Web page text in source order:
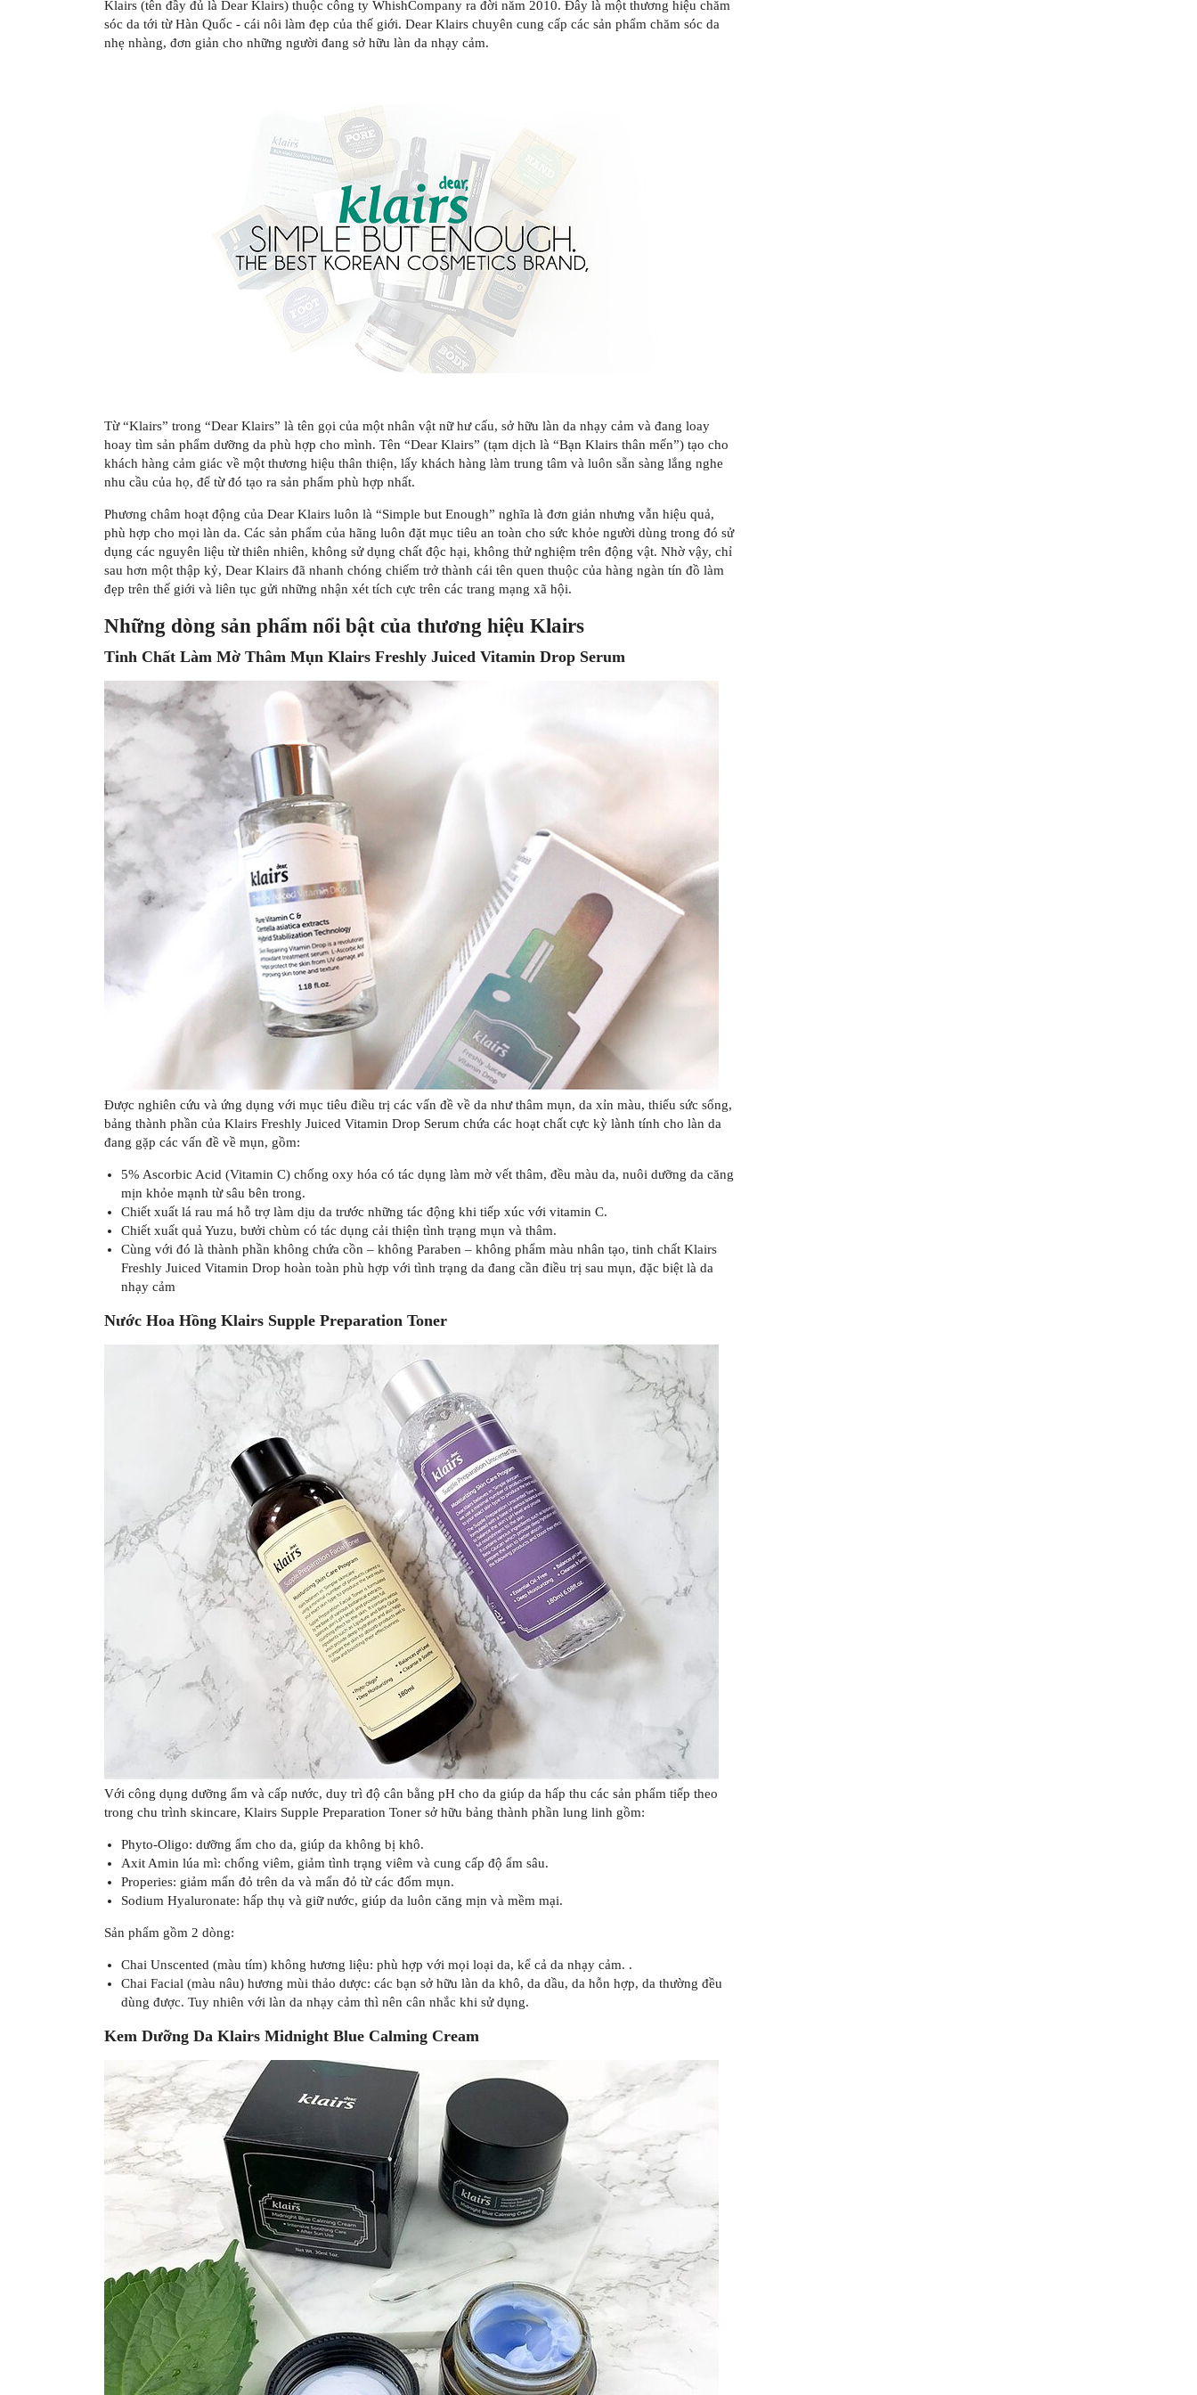
Klairs (tên đầy đủ là Dear Klairs) thuộc công ty WhishCompany ra đời năm 2010. Đây là một thương hiệu chăm
sóc da tới từ Hàn Quốc - cái nôi làm đẹp của thế giới. Dear Klairs chuyên cung cấp các sản phẩm chăm sóc da
nhẹ nhàng, đơn giản cho những người đang sở hữu làn da nhạy cảm.
Từ “Klairs” trong “Dear Klairs” là tên gọi của một nhân vật nữ hư cấu, sở hữu làn da nhạy cảm và đang loay
hoay tìm sản phẩm dưỡng da phù hợp cho mình. Tên “Dear Klairs” (tạm dịch là “Bạn Klairs thân mến”) tạo cho
khách hàng cảm giác về một thương hiệu thân thiện, lấy khách hàng làm trung tâm và luôn sẵn sàng lắng nghe
nhu cầu của họ, để từ đó tạo ra sản phẩm phù hợp nhất.
Phương châm hoạt động của Dear Klairs luôn là “Simple but Enough” nghĩa là đơn giản nhưng vẫn hiệu quả,
phù hợp cho mọi làn da. Các sản phẩm của hãng luôn đặt mục tiêu an toàn cho sức khỏe người dùng trong đó sử
dụng các nguyên liệu từ thiên nhiên, không sử dụng chất độc hại, không thử nghiệm trên động vật. Nhờ vậy, chỉ
sau hơn một thập kỷ, Dear Klairs đã nhanh chóng chiếm trở thành cái tên quen thuộc của hàng ngàn tín đồ làm
đẹp trên thế giới và liên tục gửi những nhận xét tích cực trên các trang mạng xã hội.
Những dòng sản phẩm nổi bật của thương hiệu Klairs
Tinh Chất Làm Mờ Thâm Mụn Klairs Freshly Juiced Vitamin Drop Serum
Được nghiên cứu và ứng dụng với mục tiêu điều trị các vấn đề về da như thâm mụn, da xỉn màu, thiếu sức sống,
bảng thành phần của Klairs Freshly Juiced Vitamin Drop Serum chứa các hoạt chất cực kỳ lành tính cho làn da
đang gặp các vấn đề về mụn, gồm:
5% Ascorbic Acid (Vitamin C) chống oxy hóa có tác dụng làm mờ vết thâm, đều màu da, nuôi dưỡng da căng
mịn khỏe mạnh từ sâu bên trong.
Chiết xuất lá rau má hỗ trợ làm dịu da trước những tác động khi tiếp xúc với vitamin C.
Chiết xuất quả Yuzu, bưởi chùm có tác dụng cải thiện tình trạng mụn và thâm.
Cùng với đó là thành phần không chứa cồn – không Paraben – không phẩm màu nhân tạo, tinh chất Klairs
Freshly Juiced Vitamin Drop hoàn toàn phù hợp với tình trạng da đang cần điều trị sau mụn, đặc biệt là da
nhạy cảm
Nước Hoa Hồng Klairs Supple Preparation Toner
Với công dụng dưỡng ẩm và cấp nước, duy trì độ cân bằng pH cho da giúp da hấp thu các sản phẩm tiếp theo
trong chu trình skincare, Klairs Supple Preparation Toner sở hữu bảng thành phần lung linh gồm:
Phyto-Oligo: dưỡng ẩm cho da, giúp da không bị khô.
Axit Amin lúa mì: chống viêm, giảm tình trạng viêm và cung cấp độ ẩm sâu.
Properies: giảm mẩn đỏ trên da và mẩn đỏ từ các đốm mụn.
Sodium Hyaluronate: hấp thụ và giữ nước, giúp da luôn căng mịn và mềm mại.
Sản phẩm gồm 2 dòng:
Chai Unscented (màu tím) không hương liệu: phù hợp với mọi loại da, kể cả da nhạy cảm. .
Chai Facial (màu nâu) hương mùi thảo dược: các bạn sở hữu làn da khô, da dầu, da hỗn hợp, da thường đều
dùng được. Tuy nhiên với làn da nhạy cảm thì nên cân nhắc khi sử dụng.
Kem Dưỡng Da Klairs Midnight Blue Calming Cream